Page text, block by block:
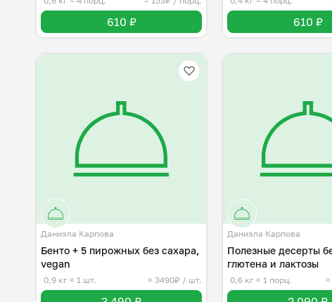
610 ₽ 610 ₽
Даниэла Карпова
Бенто + 5 пирожных без сахара,
vegan
0,9 кг ≈ 1 шт. ≈ 3490₽ / шт.
Даниэла Карпова
Полезные десерты
глютена и лактозы
0,6 кг≈ 1 порц.